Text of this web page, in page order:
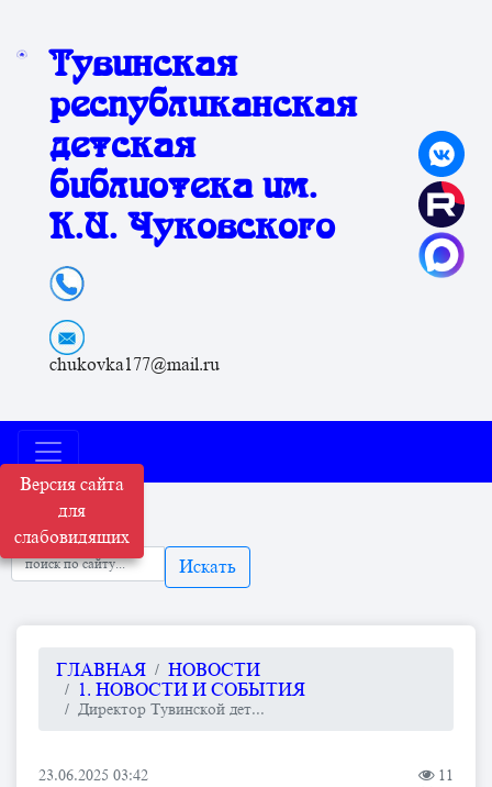
Версия сайта
для
слабовидящих
Тувинская
республиканская
детская
библиотека им.
К.И. Чуковского
chukovka177@mail.ru
Искать
ГЛАВНАЯ
НОВОСТИ
1. НОВОСТИ И СОБЫТИЯ
Директор Тувинской дет...
23.06.2025 03:42 11